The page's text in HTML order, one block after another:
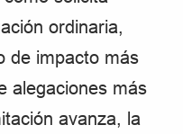
ordinaria,
de impacto más
alegaciones más
avanza, la